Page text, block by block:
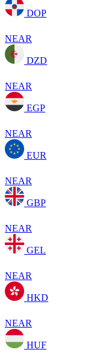
DOP
NEAR
DZD
NEAR
EGP
NEAR
EUR
NEAR
GBP
NEAR
GEL
NEAR
HKD
NEAR
HUF